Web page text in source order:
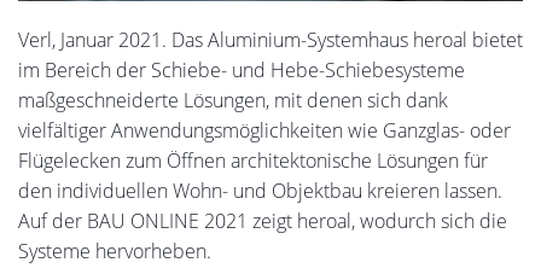
Verl, Januar 2021. Das Aluminium-Systemhaus heroal bietet
im Bereich der Schiebe- und Hebe-Schiebesysteme
maßgeschneiderte Lösungen, mit denen sich dank
vielfältiger Anwendungsmöglichkeiten wie Ganzglas- oder
Flügelecken zum Öffnen architektonische Lösungen für
den individuellen Wohn- und Objektbau kreieren lassen.
Auf der BAU ONLINE 2021 zeigt heroal, wodurch sich die
Systeme hervorheben.